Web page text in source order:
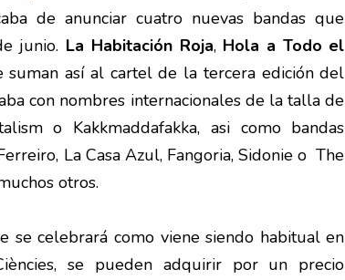
de anunciar cuatro nuevas bandas que
junio. La Habitación Roja, Hola a Todo el
suman así al cartel de la tercera edición del
con nombres internacionales de la talla de
o Kakkmaddafakka, asi como bandas
La Casa Azul, Fangoria, Sidonie o The
otros.
se celebrará como viene siendo habitual en
se pueden adquirir por un precio